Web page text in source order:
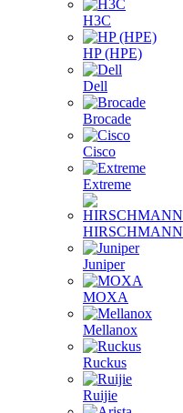
H3C
HP (HPE)
Dell
Brocade
Cisco
Extreme
HIRSCHMANN
Juniper
MOXA
Mellanox
Ruckus
Ruijie